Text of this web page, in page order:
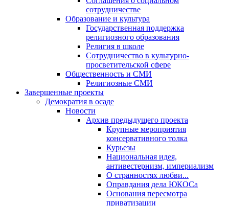
сотрудничестве
Образование и культура
Государственная поддержка
религиозного образования
Религия в школе
Сотрудничество в культурно-
просветительской сфере
Общественность и СМИ
Религиозные СМИ
Завершенные проекты
Демократия в осаде
Новости
Архив предыдущего проекта
Крупные мероприятия
консервативного толка
Курьезы
Национальная идея,
антивестернизм, империализм
О странностях любви...
Оправдания дела ЮКОСа
Основания пересмотра
приватизации